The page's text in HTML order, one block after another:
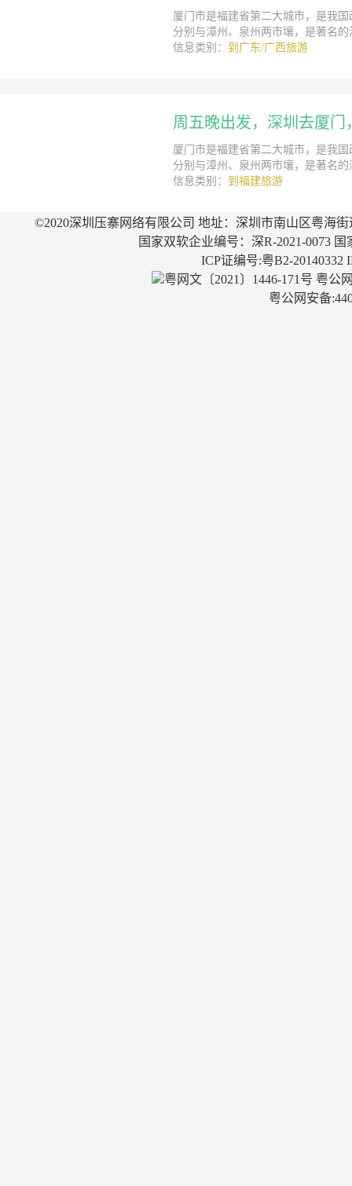
厦门市是福建省第二大城市，是我
分别与漳州、泉州两市壤，是著名的
信息类别： 到广东/广西旅游
周五晚出发，深圳去厦
厦门市是福建省第二大城市，是我
分别与漳州、泉州两市壤，是著名的
信息类别： 到福建旅游
©2020深圳压寨网络有限公司 地址：深圳市南山区粤海
国家双软企业编号：深R-2021-0073
ICP证编号:粤B2-20140332
粤网文〔2021〕1446-171号 粤公
粤公网安备